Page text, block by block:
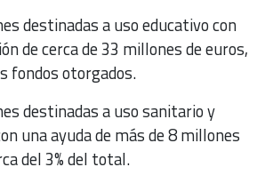
destinadas a uso educativo con
de cerca de 33 millones de euros,
fondos otorgados.
destinadas a uso sanitario y
una ayuda de más de 8 millones
del 3% del total.